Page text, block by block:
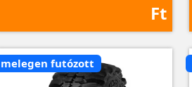
Ft
melegen futózott